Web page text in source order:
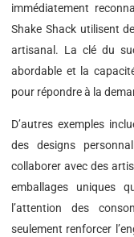
immédiatement
Shake Shack utilisent
artisanal. La clé du
abordable et la
pour répondre à la
D’autres exemples
des designs
collaborer avec des
emballages uniques
l’attention des
seulement renforcer